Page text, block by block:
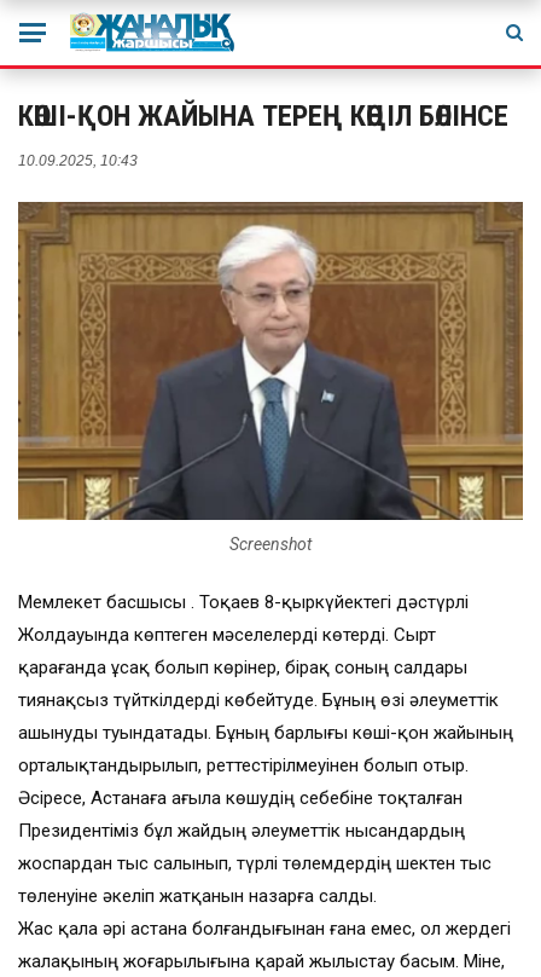
КӨШІ-ҚОН ЖАЙЫНА ТЕРЕҢ КӨҢІЛ БӨЛІНСЕ
10.09.2025, 10:43
Screenshot
Мемлекет басшысы Қ. Тоқаев 8-қыркүйектегі дәстүрлі
Жолдауында көптеген мәселелерді көтерді. Сырт
қарағанда ұсақ болып көрінер, бірақ соның салдары
тиянақсыз түйткілдерді көбейтуде. Бұның өзі әлеуметтік
ашынуды туындатады. Бұның барлығы көші-қон жайының
орталықтандырылып, реттестірілмеуінен болып отыр.
Әсіресе, Астанаға ағыла көшудің себебіне тоқталған
Президентіміз бұл жайдың әлеуметтік нысандардың
жоспардан тыс салынып, түрлі төлемдердің шектен тыс
төленуіне әкеліп жатқанын назарға салды.
Жас қала әрі астана болғандығынан ғана емес, ол жердегі
жалақының жоғарылығына қарай жылыстау басым. Міне,